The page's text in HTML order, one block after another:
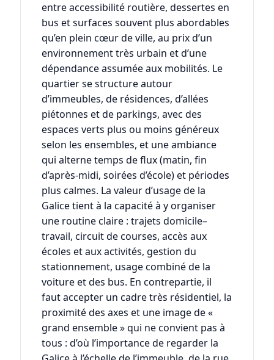
entre accessibilité routière, dessertes en
bus et surfaces souvent plus abordables
qu’en plein cœur de ville, au prix d’un
environnement très urbain et d’une
dépendance assumée aux mobilités. Le
quartier se structure autour
d’immeubles, de résidences, d’allées
piétonnes et de parkings, avec des
espaces verts plus ou moins généreux
selon les ensembles, et une ambiance
qui alterne temps de flux (matin, fin
d’après-midi, soirées d’école) et périodes
plus calmes. La valeur d’usage de la
Galice tient à la capacité à y organiser
une routine claire : trajets domicile–
travail, circuit de courses, accès aux
écoles et aux activités, gestion du
stationnement, usage combiné de la
voiture et des bus. En contrepartie, il
faut accepter un cadre très résidentiel, la
proximité des axes et une image de «
grand ensemble » qui ne convient pas à
tous : d’où l’importance de regarder la